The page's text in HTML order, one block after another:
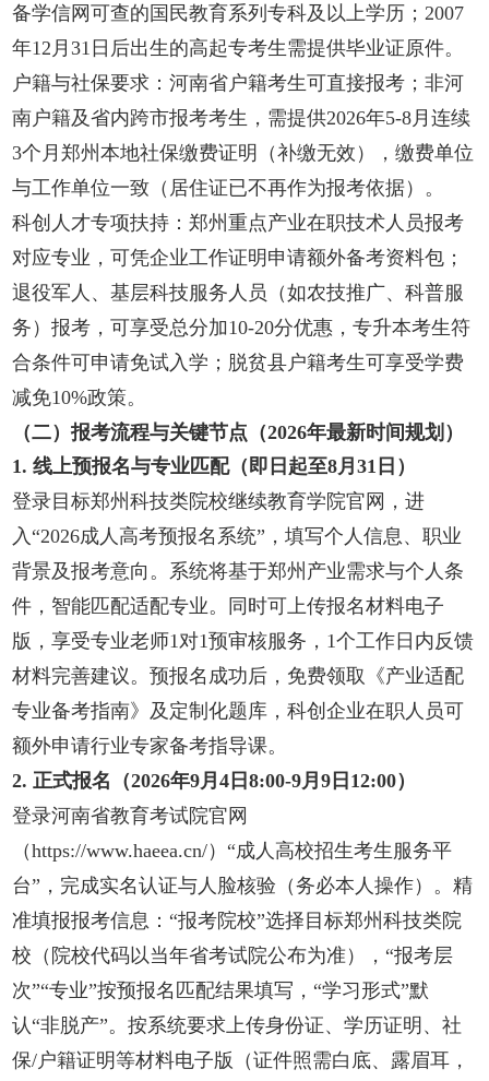
备学信网可查的国民教育系列专科及以上学历；2007
年12月31日后出生的高起专考生需提供毕业证原件。
户籍与社保要求：河南省户籍考生可直接报考；非河
南户籍及省内跨市报考考生，需提供2026年5-8月连续
3个月郑州本地社保缴费证明（补缴无效），缴费单位
与工作单位一致（居住证已不再作为报考依据）。
科创人才专项扶持：郑州重点产业在职技术人员报考
对应专业，可凭企业工作证明申请额外备考资料包；
退役军人、基层科技服务人员（如农技推广、科普服
务）报考，可享受总分加10-20分优惠，专升本考生符
合条件可申请免试入学；脱贫县户籍考生可享受学费
减免10%政策。
（二）报考流程与关键节点（2026年最新时间规划）
1. 线上预报名与专业匹配（即日起至8月31日）
登录目标郑州科技类院校继续教育学院官网，进
入“2026成人高考预报名系统”，填写个人信息、职业
背景及报考意向。系统将基于郑州产业需求与个人条
件，智能匹配适配专业。同时可上传报名材料电子
版，享受专业老师1对1预审核服务，1个工作日内反馈
材料完善建议。预报名成功后，免费领取《产业适配
专业备考指南》及定制化题库，科创企业在职人员可
额外申请行业专家备考指导课。
2. 正式报名（2026年9月4日8:00-9月9日12:00）
登录河南省教育考试院官网
（https://www.haeea.cn/）“成人高校招生考生服务平
台”，完成实名认证与人脸核验（务必本人操作）。精
准填报报考信息：“报考院校”选择目标郑州科技类院
校（院校代码以当年省考试院公布为准），“报考层
次”“专业”按预报名匹配结果填写，“学习形式”默
认“非脱产”。按系统要求上传身份证、学历证明、社
保/户籍证明等材料电子版（证件照需白底、露眉耳，